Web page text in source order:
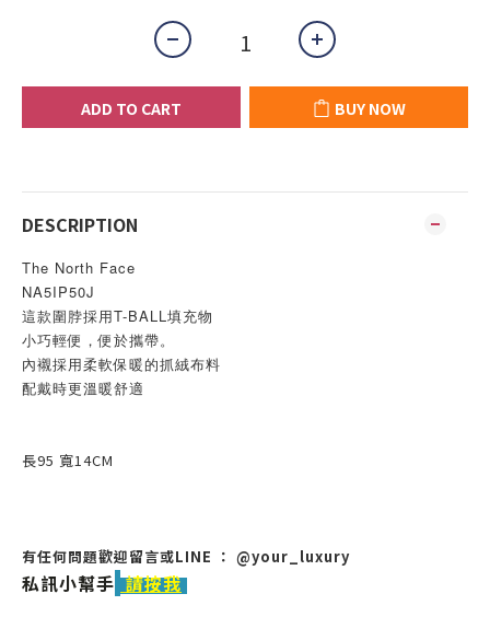
ADD TO CART BUY NOW
DESCRIPTION
The North Face
NA5IP50J
這款圍脖採用T-BALL填充物
小巧輕便，便於攜帶。
內襯採用柔軟保暖的抓絨布料
配戴時更溫暖舒適
長95 寬14CM
有任何問題歡迎留言或LINE ： @your_luxury
私訊小幫手 請按我